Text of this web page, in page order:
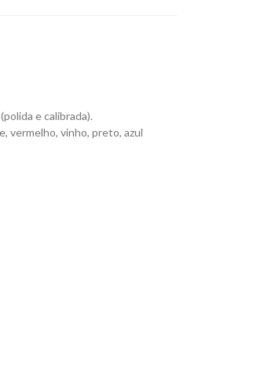
e calibrada).
vermelho, vinho, preto, azul